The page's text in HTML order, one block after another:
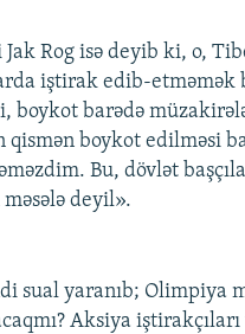
Rog isə deyib ki, o,
iştirak edib-etməmək
barədə
boykot edilməsi
Bu, dövlət
deyil».
sual yaranıb; Olimpiya
Aksiya iştirakçıları